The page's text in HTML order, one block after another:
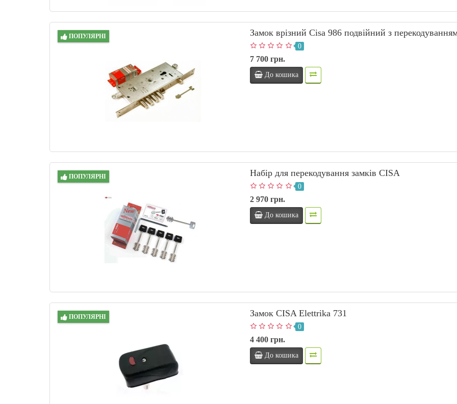
ПОПУЛЯРНІ Замок врізний Сisa 986 подвійний з
0
7 700 грн.
До кошика
ПОПУЛЯРНІ Набір для перекодування замків CISA
0
2 970 грн.
До кошика
ПОПУЛЯРНІ Замок CISA Elettrika 731
0
4 400 грн.
До кошика